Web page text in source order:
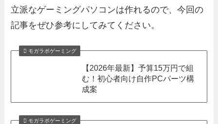
立派なゲーミングパソコンは作れるので、今回の
記事をぜひ参考にしてみてください。
モガラボゲーミング
【2026年最新】予算15万円で組
む！初心者向け自作PCパーツ構
成案
モガラボゲーミング